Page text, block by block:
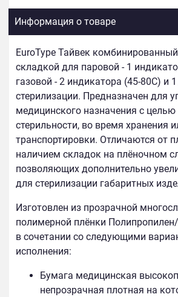
Информация о товаре
EuroType Тайвек
складкой для паровой - 1
газовой - 2 индикатора (45-80С) и
стерилизации. Предназначен для
медицинского назначения с целью
стерильности, во время хранения
транспортировки. Отличаются от
наличием складок на плёночном
позволяющих дополнительно
для стерилизации габаритных
Изготовлен из прозрачной
полимерной плёнки
в сочетании со следующими
исполнения:
Бумага медицинская
непрозрачная плотная на